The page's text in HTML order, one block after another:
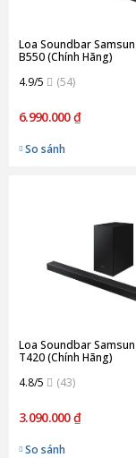
Loa Soundbar
B550 (Chính Hãng)
4.9/5
(54)
6.990.000 ₫
So sánh
Loa Soundbar
T420 (Chính Hãng)
4.8/5
(43)
3.090.000 ₫
So sánh